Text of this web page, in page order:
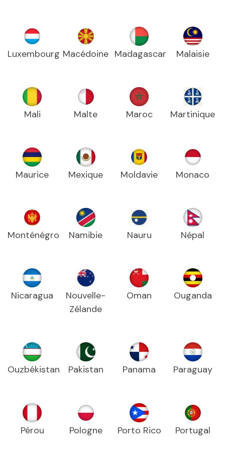
Luxembourg Macédoine Madagascar Malaisie
Mali Malte Maroc Martinique
Maurice Mexique Moldavie Monaco
Monténégro Namibie Nauru Népal
Nicaragua
Nouvelle-
Zélande
Oman Ouganda
Ouzbékistan Pakistan Panama Paraguay
Pérou Pologne Porto Rico Portugal